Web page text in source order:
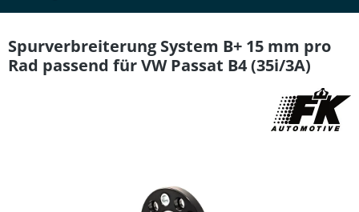
Spurverbreiterung System B+ 15 mm pro
Rad passend für VW Passat B4 (35i/3A)